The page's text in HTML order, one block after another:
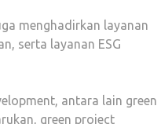
menghadirkan layanan
serta layanan ESG
antara lain green
green project